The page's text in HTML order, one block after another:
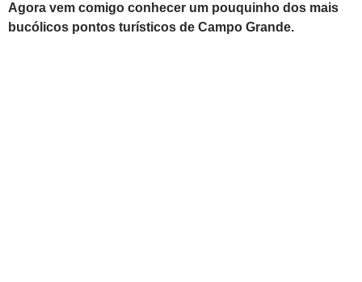
Agora vem comigo conhecer um pouquinho dos mais
bucólicos pontos turísticos de Campo Grande.